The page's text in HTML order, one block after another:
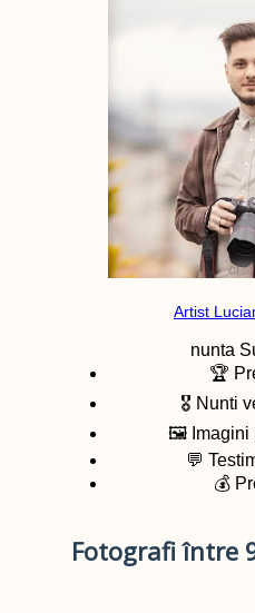
Artist
nunta
🏆
🎖️ Nunti
🖼️ Imagini
💬
💰
Fotografi între